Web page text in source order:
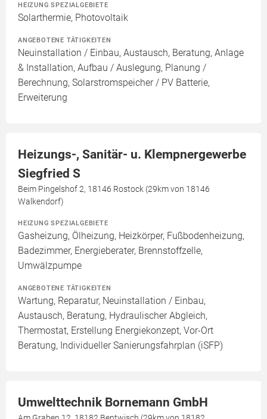
HEIZUNG SPEZIALGEBIETE
Solarthermie, Photovoltaik
ANGEBOTENE TÄTIGKEITEN
Neuinstallation / Einbau, Austausch, Beratung, Anlage
& Installation, Aufbau / Auslegung, Planung /
Berechnung, Solarstromspeicher / PV Batterie,
Erweiterung
Heizungs-, Sanitär- u. Klempnergewerbe
Siegfried S
Beim Pingelshof 2, 18146 Rostock (29km von 18146
Walkendorf)
HEIZUNG SPEZIALGEBIETE
Gasheizung, Ölheizung, Heizkörper, Fußbodenheizung,
Badezimmer, Energieberater, Brennstoffzelle,
Umwälzpumpe
ANGEBOTENE TÄTIGKEITEN
Wartung, Reparatur, Neuinstallation / Einbau,
Austausch, Beratung, Hydraulischer Abgleich,
Thermostat, Erstellung Energiekonzept, Vor-Ort
Beratung, Individueller Sanierungsfahrplan (iSFP)
Umwelttechnik Bornemann GmbH